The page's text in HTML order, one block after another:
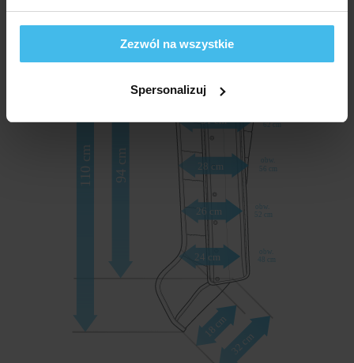
Zezwól na wszystkie
Spersonalizuj